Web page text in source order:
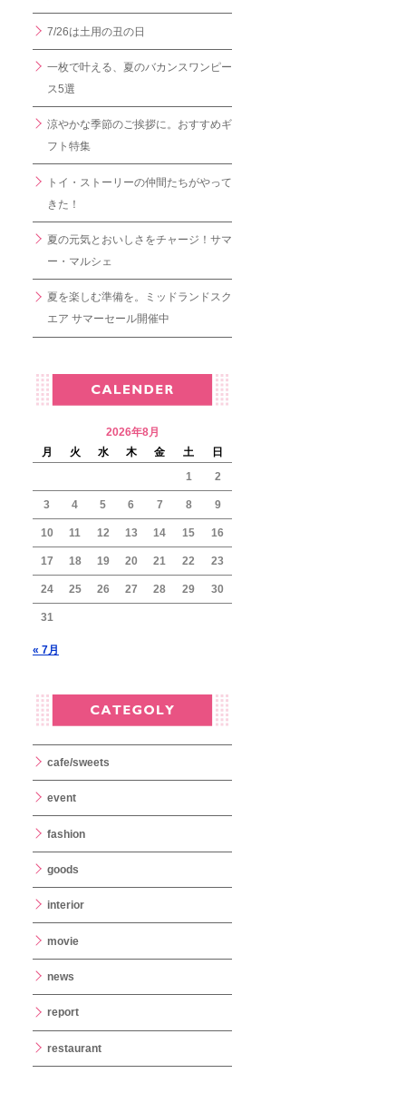
7/26は土用の丑の日
一枚で叶える、夏のバカンスワンピー
ス5選
涼やかな季節のご挨拶に。おすすめギ
フト特集
トイ・ストーリーの仲間たちがやって
きた！
夏の元気とおいしさをチャージ！サマ
ー・マルシェ
夏を楽しむ準備を。ミッドランドスク
エア サマーセール開催中
2026年8月
月
火 水 木 金 土
日
1
2
3 4 5 6 7 8 9
10 11 12 13 14 15 16
17 18 19 20 21 22 23
24 25 26 27 28 29 30
31
« 7月
cafe/sweets
event
fashion
goods
interior
movie
news
report
restaurant